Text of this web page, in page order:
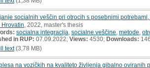
socialnih veščin pri otrocih s posebnimi
, 2022, master's thesis
socialna integracija socialne veščine metode
in RUP: 07.09.2022; Views: 4530; Downloads:
text(3,78 MB)
na vozičkih na kvaliteto življenja gibalno oviranih